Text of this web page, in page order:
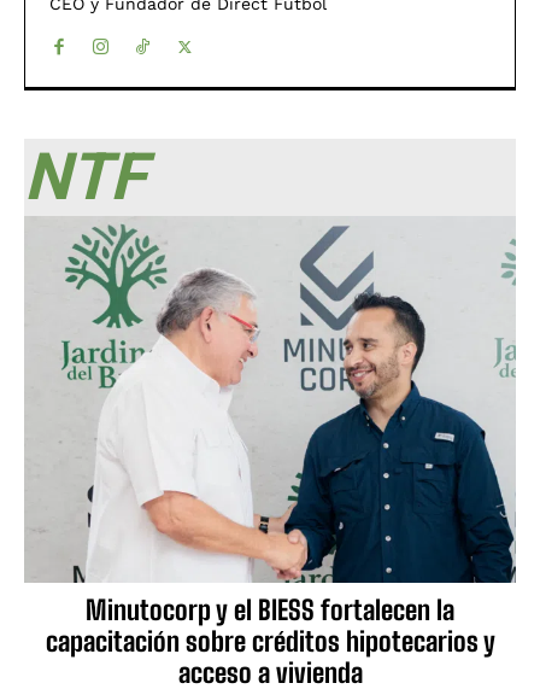
NTF
Minutocorp y el BIESS fortalecen la
capacitación sobre créditos hipotecarios y
acceso a vivienda